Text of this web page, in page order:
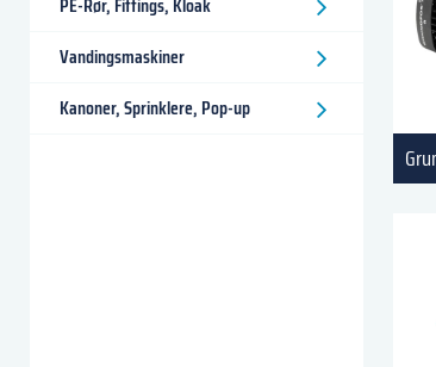
Vandingsmaskiner
Kanoner, Sprinklere, Pop-up